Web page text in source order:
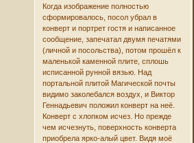
Когда изображение полностью
сформировалось, посол убрал в
конверт и портрет гостя и написанное
сообщение, запечатал двумя печатями
(личной и посольства), потом прошёл к
маленькой каменной плите, сплошь
исписанной рунной вязью. Над
портальной плитой Магической почты
видимо заколебался воздух, и Виктор
Геннадьевич положил конверт на неё.
Конверт с хлопком исчез. Но прежде
чем исчезнуть, поверхность конверта
приобрела ярко-алый цвет. Видя моё